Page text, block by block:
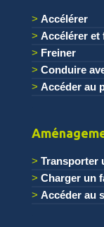
Accélérer
Accélérer et
Freiner
Conduire
Accéder au
Transporter
Charger un
Accéder au